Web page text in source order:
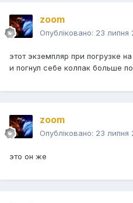
zoom
Опубліковано: 23 липня
этот экземпляр при погрузке
и погнул себе колпак больше
zoom
Опубліковано: 23 липня
это он же